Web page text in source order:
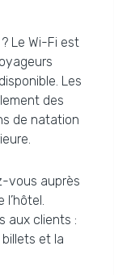
Le Wi-Fi est
Les
des
de natation
vous auprès
aux clients :
et la